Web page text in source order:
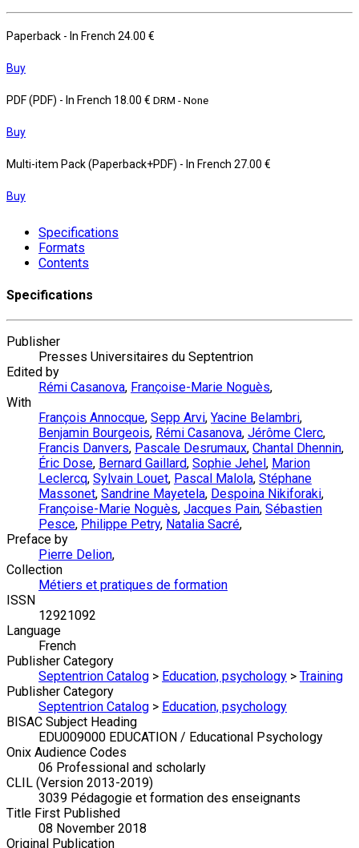
Paperback - In French 24.00 €
Buy
PDF (PDF) - In French 18.00 € DRM - None
Buy
Multi-item Pack (Paperback+PDF) - In French 27.00 €
Buy
Specifications
Formats
Contents
Specifications
Publisher
Presses Universitaires du Septentrion
Edited by
Rémi Casanova, Françoise-Marie Noguès,
With
François Annocque, Sepp Arvi, Yacine Belambri,
Benjamin Bourgeois, Rémi Casanova, Jérôme Clerc,
Francis Danvers, Pascale Desrumaux, Chantal Dhennin,
Éric Dose, Bernard Gaillard, Sophie Jehel , Marion
Leclercq, Sylvain Louet, Pascal Malola, Stéphane
Massonet, Sandrine Mayetela, Despoina Nikiforaki,
Françoise-Marie Noguès, Jacques Pain, Sébastien
Pesce, Philippe Petry, Natalia Sacré,
Preface by
Pierre Delion,
Collection
Métiers et pratiques de formation
ISSN
12921092
Language
French
Publisher Category
Septentrion Catalog > Education, psychology > Training
Publisher Category
Septentrion Catalog > Education, psychology
BISAC Subject Heading
EDU009000 EDUCATION / Educational Psychology
Onix Audience Codes
06 Professional and scholarly
CLIL (Version 2013-2019)
3039 Pédagogie et formation des enseignants
Title First Published
08 November 2018
Original Publication